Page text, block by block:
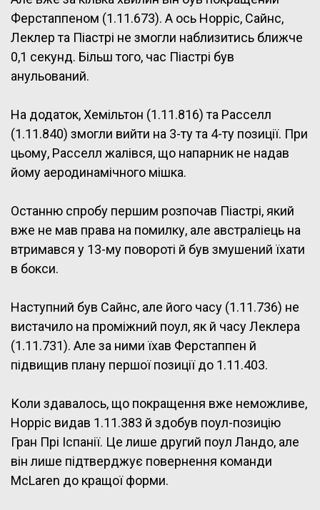
Ферстаппеном (1.11.673). А ось Норріс, Сайнс,
Леклер та Піастрі не змогли наблизитись ближче
0,1 секунд. Більш того, час Піастрі був
анульований.
На додаток, Хемільтон (1.11.816) та Расселл
(1.11.840) змогли вийти на 3-ту та 4-ту позиції. При
цьому, Расселл жалівся, що напарник не надав
йому аеродинамічного мішка.
Останню спробу першим розпочав Піастрі, який
вже не мав права на помилку, але австраліець на
втримався у 13-му повороті й був змушений їхати
в бокси.
Наступний був Сайнс, але його часу (1.11.736) не
вистачило на проміжний поул, як й часу Леклера
(1.11.731). Але за ними їхав Ферстаппен й
підвищив плану першої позиції до 1.11.403.
Коли здавалось, що покращення вже неможливе,
Норріс видав 1.11.383 й здобув поул-позицію
Гран Прі Іспанії. Це лише другий поул Ландо, але
він лише підтверджує повернення команди
McLaren до кращої форми.